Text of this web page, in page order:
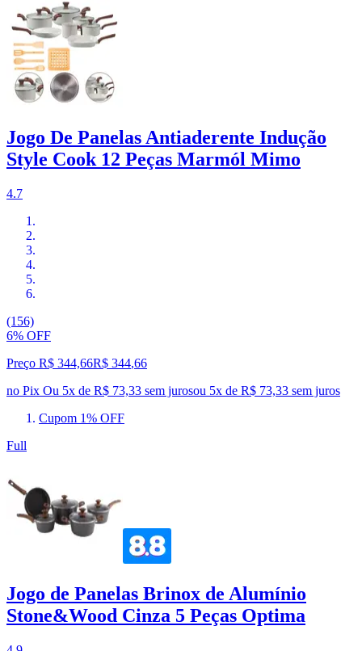
Jogo De Panelas Antiaderente Indução
Style Cook 12 Peças Marmól Mimo
4.7
(156)
6% OFF
Preço R$ 344,66R$ 344,66
no Pix Ou 5x de R$ 73,33 sem jurosou 5x de R$ 73,33 sem juros
Cupom 1% OFF
Full
Jogo de Panelas Brinox de Alumínio
Stone&Wood Cinza 5 Peças Optima